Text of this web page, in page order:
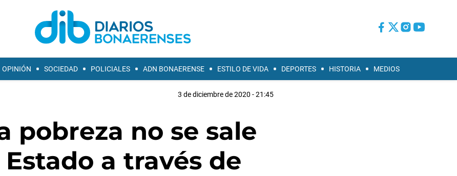
OPINIÓN SOCIEDAD POLICIALES ADN BONAERENSE ESTILO DE VIDA DEPORTES HISTORIA MEDIOS
3 de diciembre de 2020 - 21:45
pobreza no se sale
a través de